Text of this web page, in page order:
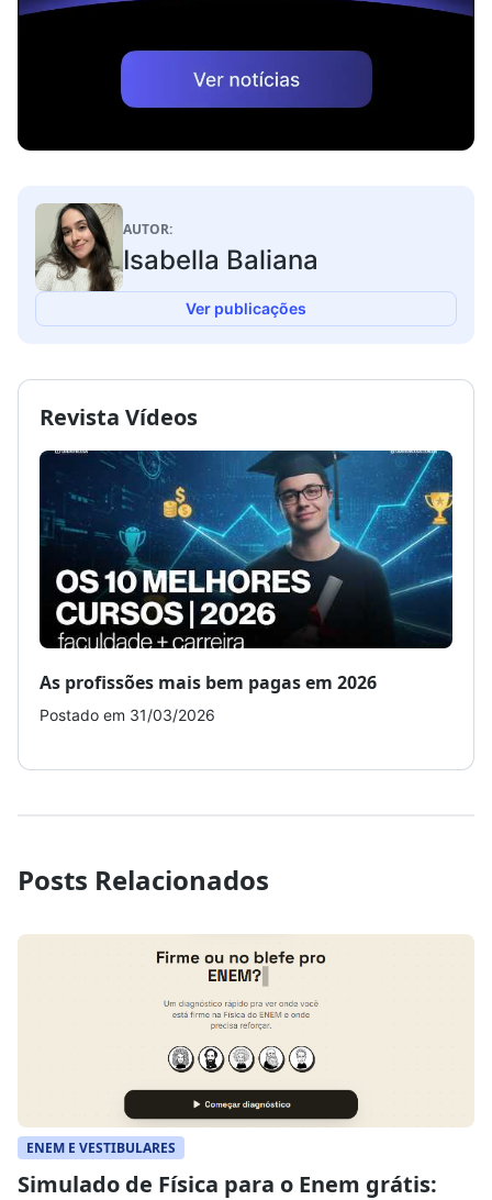
AUTOR:
Isabella Baliana
Ver publicações
Revista Vídeos
As profissões mais bem pagas em 2026
Postado em 31/03/2026
Posts Relacionados
ENEM E VESTIBULARES
Simulado de Física para o Enem grátis: